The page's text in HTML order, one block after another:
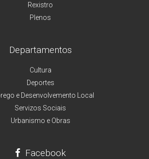
Rexistro
Plenos
Departamentos
Cultura
Deportes
e Desenvolvemento Local
Servizos Sociais
Urbanismo e Obras
Facebook